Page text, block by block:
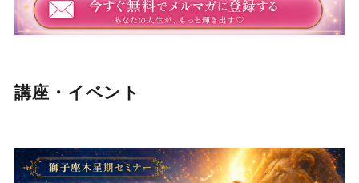
講座・イベント